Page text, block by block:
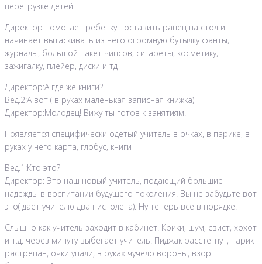
перегрузке детей.
Директор помогает ребенку поставить ранец на стол и
начинает вытаскивать из него огромную бутылку фанты,
журналы, большой пакет чипсов, сигареты, косметику,
зажигалку, плейер, диски и тд
Директор:А где же книги?
Вед.2:А вот ( в руках маленькая записная книжка)
Директор:Молодец! Вижу ты готов к занятиям.
Появляется специфически одетый учитель в очках, в парике, в
руках у него карта, глобус, книги
Вед.1:Кто это?
Директор: Это наш новый учитель, подающий большие
надежды в воспитании будущего поколения. Вы не забудьте вот
это( дает учителю два пистолета). Ну теперь все в порядке.
Слышно как учитель заходит в кабинет. Крики, шум, свист, хохот
и т.д. через минуту выбегает учитель. Пиджак расстегнут, парик
растрепан, очки упали, в руках чучело вороны, взор